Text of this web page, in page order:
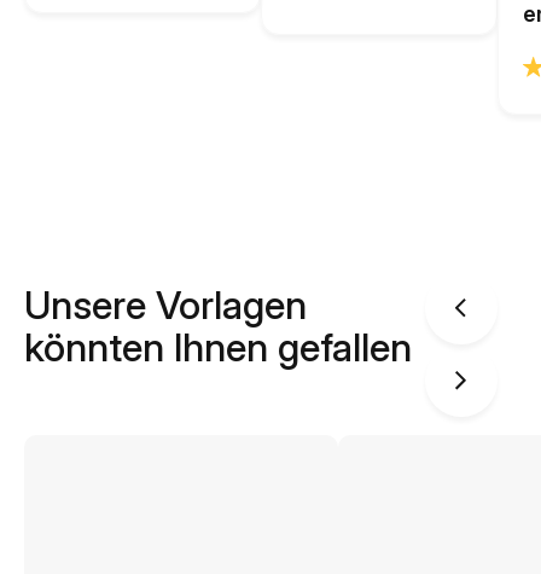
Unsere Vorlagen
könnten Ihnen gefallen